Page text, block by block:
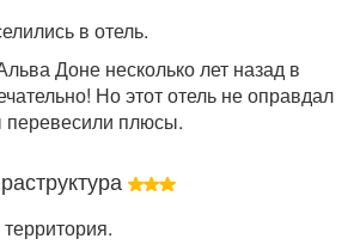
в отель.
Доне несколько лет назад в
Но этот отель не оправдал
плюсы.